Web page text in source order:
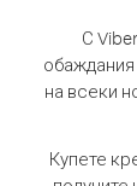
С
на всеки
Купете